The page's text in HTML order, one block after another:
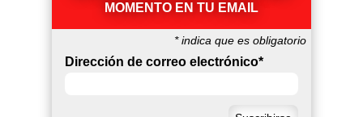
MOMENTO EN TU EMAIL
*indica que es obligatorio
Dirección de correo electrónico*